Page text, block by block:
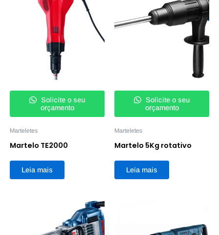
Solicite o seu
orçamento
Marteletes
Martelo TE2000
Leia mais
Solicite o seu
orçamento
Marteletes
Martelo 5Kg rotativo
Leia mais